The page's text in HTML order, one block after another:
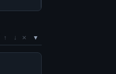
↑ ↓ ×